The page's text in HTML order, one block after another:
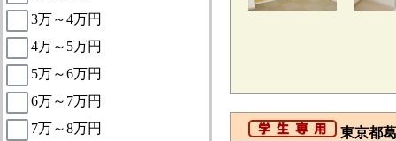
3万～4万円
4万～5万円
5万～6万円
6万～7万円
7万～8万円
東京都